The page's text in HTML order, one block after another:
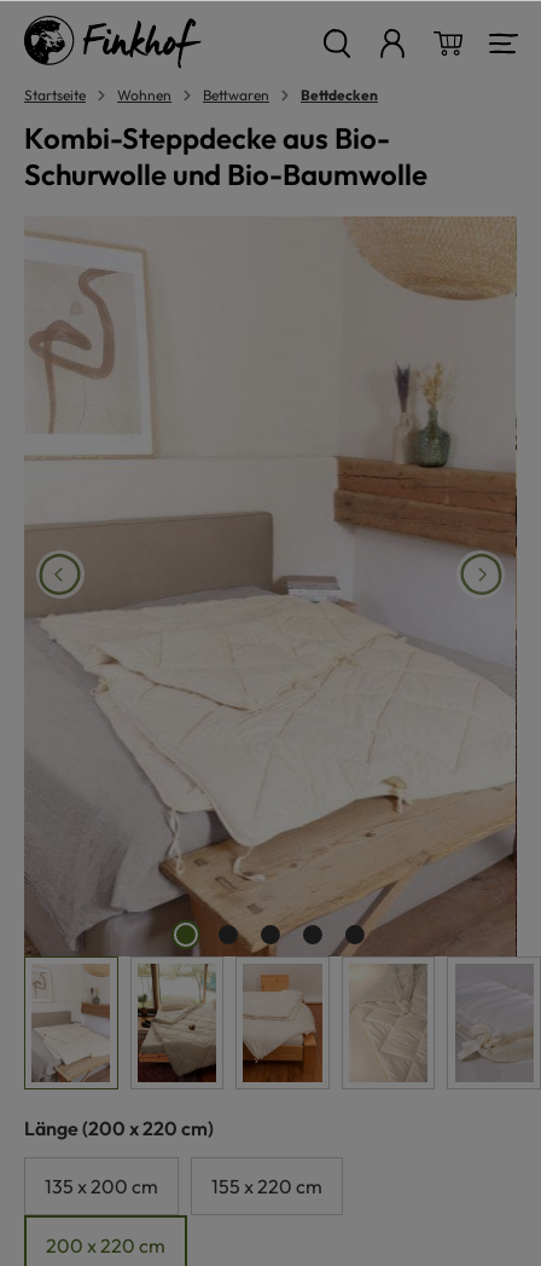
springen
Startseite Wohnen Bettwaren Bettdecken
Kombi-Steppdecke aus Bio-
Schurwolle und Bio-Baumwolle
Bildergalerie überspringen
Länge auswählen
(200 x 220 cm)
135 x 200 cm 155 x 220 cm
200 x 220 cm